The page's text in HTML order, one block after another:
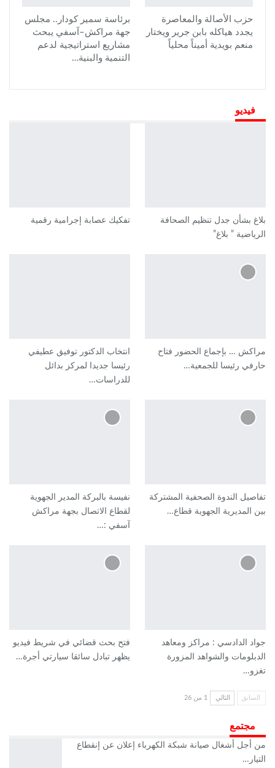
برئاسة سمير كودار.. مجلس
جهة مراكش–آسفي يبحث
مشاريع استراتيجية لدعم
التنمية والبنية…
حزب الأصالة والمعاصرة
يجدد هياكله بابن جرير ويختار
منعم بويدية أميناً محلياً
فيديو
تفكيك عصابة إجرامية رقمية
بلاغ بشأن جدل تنظيم الصحافة
الرياضية ” بلاغ”
انتخاب الدكتور توفيق عطيفي
رئيسا جديدا لمركز بدائل
للدراسات…
مراكش … بإجماع الحضور فتاح
حارفي رئيسا للجمعية…
نفيسة بالبركة المدير الجهوية
لقطاع الاتصال بجهة مراكش
آسفي :…
تفاصيل الندوة الصحفية المشتركة
بين المديرية الجهوية قطاع…
فتح بحث قضائي في شريط فيديو
يظهر تبادل سائقا سيارتي أجرة…
جواد الدادسي : مراكز ومعاهد
الدبلومات والشواهد المزورة
تغزو…
السابق التالي 1 من 26
مجتمع
من أجل أشغال صيانة شبكة الكهرباء إعلان عن إنقطاع
التيار…